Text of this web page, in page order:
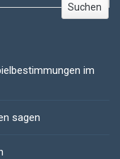
Suchen
im
sagen